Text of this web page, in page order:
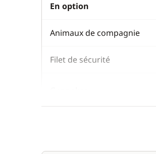
En option
Animaux de compagnie
Filet de sécurité